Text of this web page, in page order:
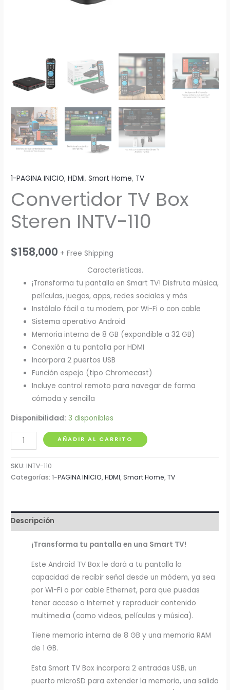
1-PAGINA INICIO,HDMI,Smart Home, TV
Convertidor TV Box
Steren INTV-110
$158,000 + Free Shipping
Características.
¡Transforma tu pantalla en Smart TV! Disfruta música,
películas, juegos, apps, redes sociales y más
Instálalo fácil a tu modem, por Wi-Fi o con cable
Sistema operativo Android
Memoria interna de 8 GB (expandible a 32 GB)
Conexión a tu pantalla por HDMI
Incorpora 2 puertos USB
Función espejo (tipo Chromecast)
Incluye control remoto para navegar de forma
cómoda y sencilla
Disponibilidad: 3 disponibles
Convertidor
TV
Box
Steren
cantidad
AÑADIR AL CARRITO
SKU: INTV-110
Categorías:1-PAGINA INICIO,HDMI,Smart Home,TV
Descripción
¡Transforma tu pantalla en una Smart TV!​
Este Android TV Box le dará a tu pantalla la
capacidad de recibir señal desde un módem, ya sea
por Wi-Fi o por cable Ethernet, para que puedas
tener acceso a Internet y reproducir contenido
multimedia (como videos, películas y música).​
Tiene memoria interna de 8 GB y una memoria RAM
de 1 GB.​
Esta Smart TV Box incorpora 2 entradas USB, un
puerto microSD para extender la memoria, una salida